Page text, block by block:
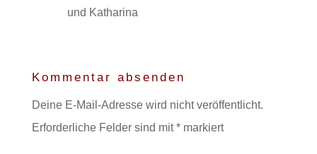
und Katharina
Kommentar absenden
Deine E-Mail-Adresse wird nicht veröffentlicht.
Erforderliche Felder sind mit*markiert